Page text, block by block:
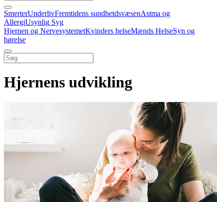
SmerterUnderlivFremtidens sundhetdsvæsenAstma og
AllergiUsynlig Syg
Hjernen og NervesystemetKvinders helseMænds HelseSyn og
hørelse
Hjernens udvikling